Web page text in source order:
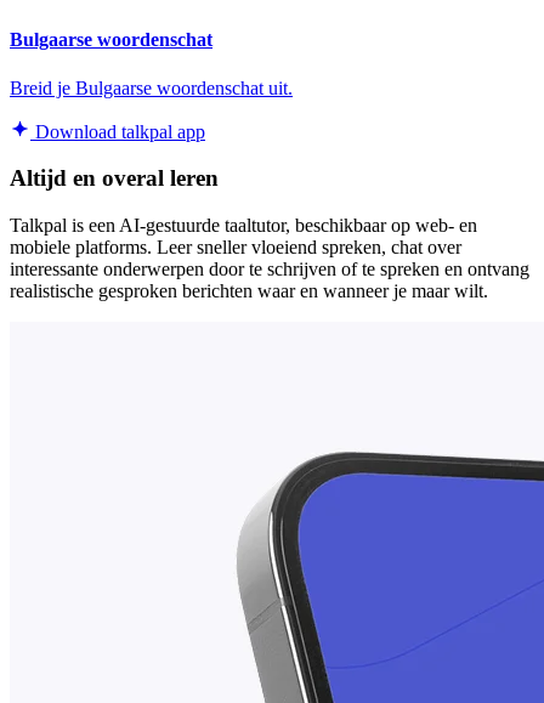
Bulgaarse woordenschat
Breid je Bulgaarse woordenschat uit.
Download talkpal app
Altijd en overal leren
Talkpal is een AI-gestuurde taaltutor, beschikbaar op web- en
mobiele platforms. Leer sneller vloeiend spreken, chat over
interessante onderwerpen door te schrijven of te spreken en ontvang
realistische gesproken berichten waar en wanneer je maar wilt.